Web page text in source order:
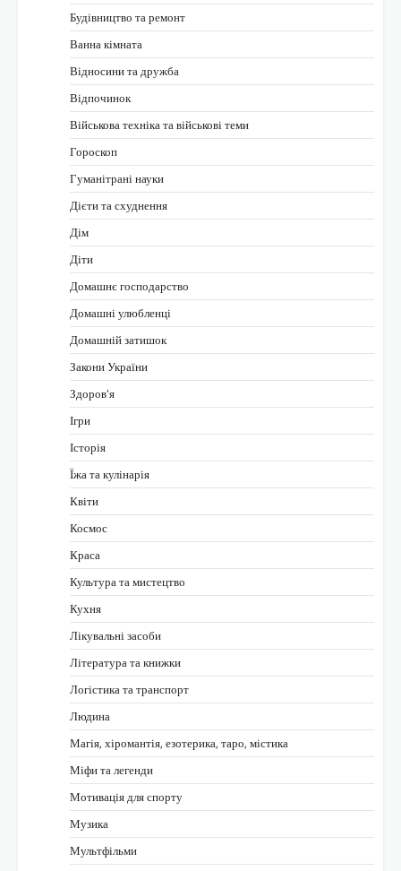
Будівництво та ремонт
Ванна кімната
Відносини та дружба
Відпочинок
Військова техніка та військові теми
Гороскоп
Гуманітрані науки
Дієти та схуднення
Дім
Діти
Домашнє господарство
Домашні улюбленці
Домашній затишок
Закони України
Здоров'я
Ігри
Історія
Їжа та кулінарія
Квіти
Космос
Краса
Культура та мистецтво
Кухня
Лікувальні засоби
Література та книжки
Логістика та транспорт
Людина
Магія, хіромантія, езотерика, таро, містика
Міфи та легенди
Мотивація для спорту
Музика
Мультфільми